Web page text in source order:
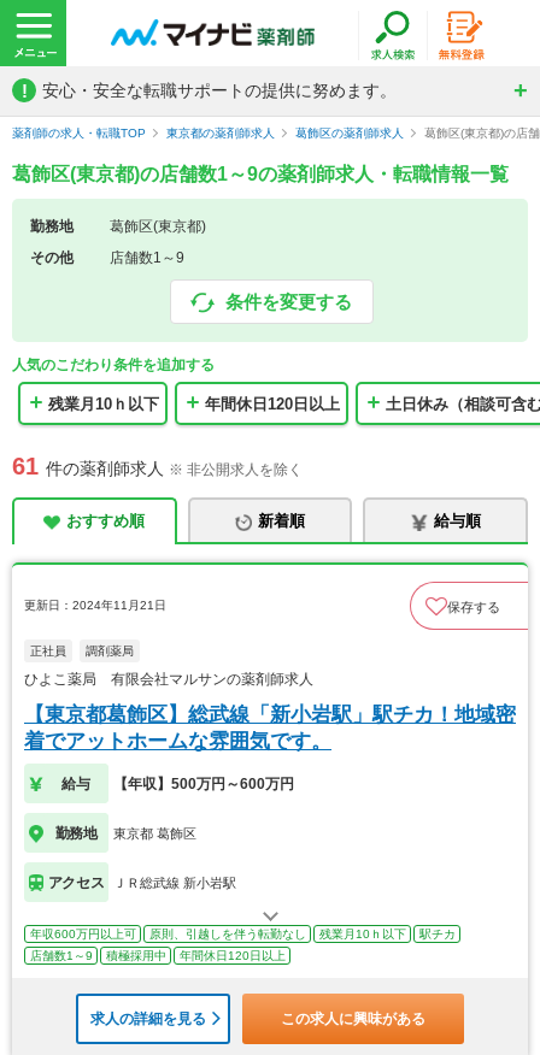
! 安心・安全な転職サポートの提供に努めます。
薬剤師の求人・転職TOP 東京都の薬剤師求人 葛飾区の薬剤師求人 葛飾区(東京都)の店
葛飾区(東京都)の店舗数1～9の薬剤師求人・転職情報一覧
勤務地
葛飾区(東京都)
その他
店舗数1～9
条件を変更する
人気のこだわり条件を追加する
残業月10ｈ以下 年間休日120日以上 土日休み（相談可含
61 件の薬剤師求人 ※ 非公開求人を除く
おすすめ順 新着順 給与順
更新日：2024年11月21日 保存する
正社員 調剤薬局
ひよこ薬局 有限会社マルサンの薬剤師求人
【東京都葛飾区】総武線「新小岩駅」駅チカ！地域密
着でアットホームな雰囲気です。
給与 【年収】500万円～600万円
勤務地 東京都 葛飾区
アクセス ＪＲ総武線 新小岩駅
年収600万円以上可 原則、引越しを伴う転勤なし 残業月10ｈ以下
駅チカ
店舗数1～9
積極採用中 年間休日120日以上
求人の詳細を見る この求人に興味がある